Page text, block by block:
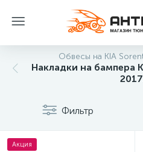
Обвесы на KIA
Накладки на бампера
Фильтр
Акция